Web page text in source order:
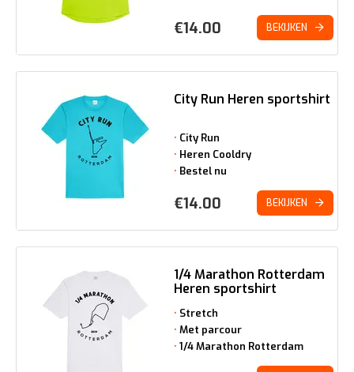
€14.00 BEKIJKEN
City Run Heren sportshirt
City Run
Heren Cooldry
Bestel nu
€14.00 BEKIJKEN
1/4 Marathon Rotterdam
Heren sportshirt
Stretch
Met parcour
1/4 Marathon Rotterdam